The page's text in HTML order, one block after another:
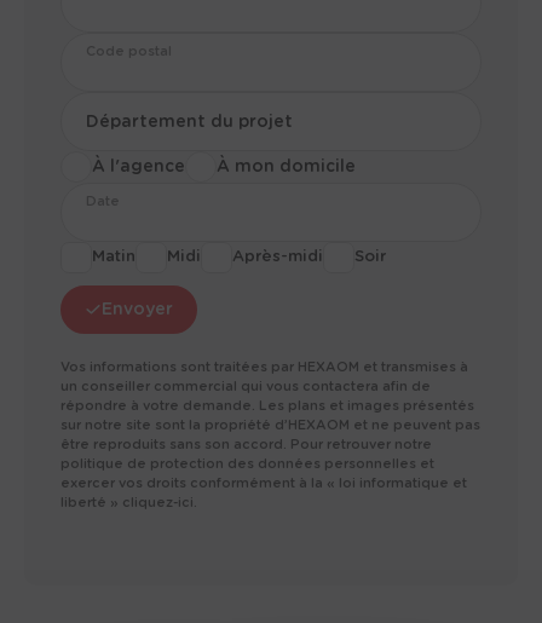
Code postal
Département du projet
À l'agence À mon domicile
Date
Matin Midi Après-midi Soir
Envoyer
Vos informations sont traitées par HEXAOM et transmises à
un conseiller commercial qui vous contactera afin de
répondre à votre demande. Les plans et images présentés
sur notre site sont la propriété d’HEXAOM et ne peuvent pas
être reproduits sans son accord. Pour retrouver notre
politique de protection des données personnelles et
exercer vos droits conformément à la « loi informatique et
liberté » cliquez-ici.